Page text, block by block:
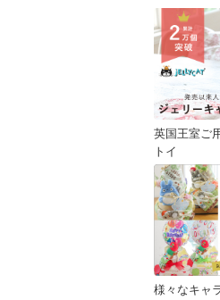
英国王室ご
トイ
様々なキャ